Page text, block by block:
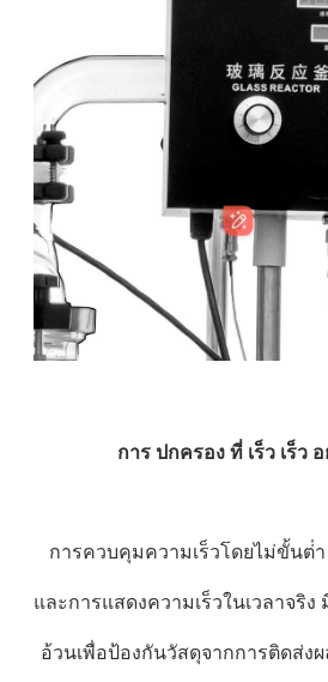
การ ปกครอง ที่ เร็ว เร็ว
การควบคุมความเร็วโดยไม่ขั้นต่ํ
และการแสดงความเร็วในเวลาจริ
อ้วนเพื่อป้องกันวัสดุจากการติดส่ง